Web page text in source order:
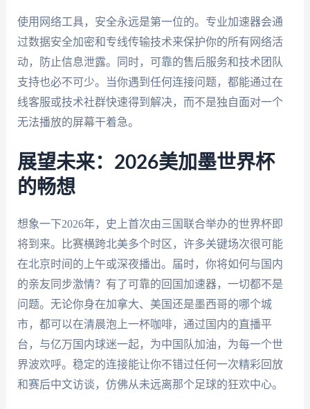
使用网络工具，安全永远是第一位的。专业加速器会通
过数据安全加密和专线传输技术来保护你的所有网络活
动，防止信息泄露。同时，可靠的售后服务和技术团队
支持也必不可少。当你遇到任何连接问题，都能通过在
线客服或技术社群快速得到解决，而不是独自面对一个
无法播放的屏幕干着急。
展望未来：2026美加墨世界杯
的畅想
想象一下2026年，史上首次由三国联合举办的世界杯即
将到来。比赛横跨北美多个时区，许多关键场次很可能
在北京时间的上午或深夜播出。届时，你将如何与国内
的亲友同步激情？有了可靠的回国加速器，一切都不是
问题。无论你身在加拿大、美国还是墨西哥的哪个城
市，都可以在清晨泡上一杯咖啡，通过国内的直播平
台，与亿万国内球迷一起，为中国队加油，为每一个世
界波欢呼。稳定的连接能让你不错过任何一次精彩回放
和赛后中文访谈，仿佛从未远离那个足球的狂欢中心。